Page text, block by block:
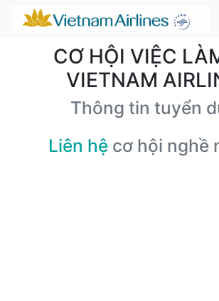
CƠ HỘI VIỆC
VIETNAM
Thông tin tuyển
Liên hệ cơ hội nghề